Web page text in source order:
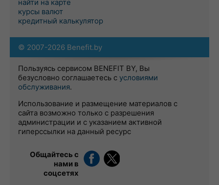
найти на карте
курсы валют
кредитный калькулятор
© 2007-2026 Benefit.by
Пользуясь сервисом BENEFIT BY, Вы
безусловно соглашаетесь с условиями
обслуживания.
Использование и размещение материалов с
сайта возможно только с разрешения
администрации и с указанием активной
гиперссылки на данный ресурс
Общайтесь с
нами в
соцсетях